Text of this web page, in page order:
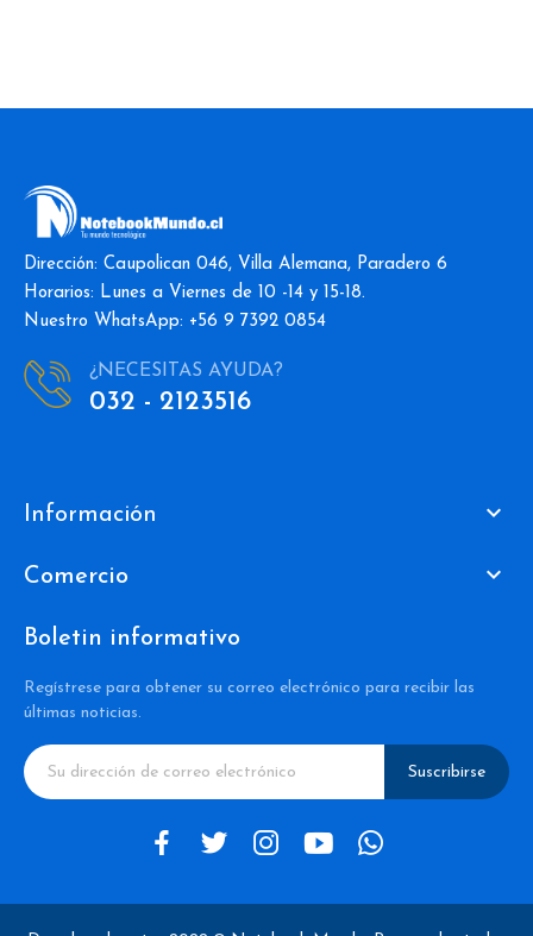
Dirección: Caupolican 046, Villa Alemana, Paradero 6
Horarios: Lunes a Viernes de 10 -14 y 15-18.
Nuestro WhatsApp: +56 9 7392 0854
¿NECESITAS AYUDA?
032 - 2123516
Información 
Comercio 
Boletin informativo
Regístrese para obtener su correo electrónico para recibir las
últimas noticias.
Suscribirse